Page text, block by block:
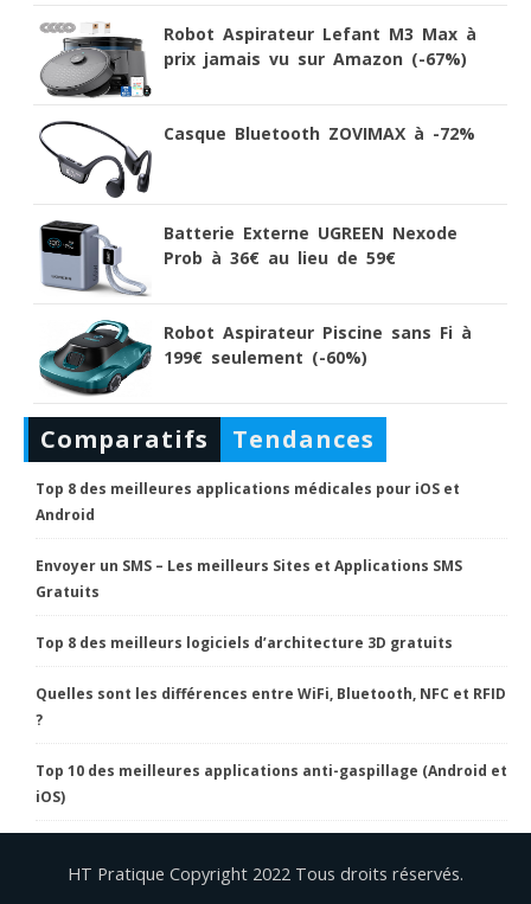
Robot Aspirateur Lefant M3 Max à
prix jamais vu sur Amazon (-67%)
Casque Bluetooth ZOVIMAX à -72%
Batterie Externe UGREEN Nexode
Prob à 36€ au lieu de 59€
Robot Aspirateur Piscine sans Fi à
199€ seulement (-60%)
Comparatifs Tendances
Top 8 des meilleures applications médicales pour iOS et
Android
Envoyer un SMS – Les meilleurs Sites et Applications SMS
Gratuits
Top 8 des meilleurs logiciels d’architecture 3D gratuits
Quelles sont les différences entre WiFi, Bluetooth, NFC et RFID
?
Top 10 des meilleures applications anti-gaspillage (Android et
iOS)
HT Pratique Copyright 2022 Tous droits réservés.